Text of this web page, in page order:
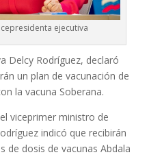
ejecutiva
Delcy Rodríguez, declaró
un plan de vacunación de
la vacuna Soberana.
viceprimer ministro de
indicó que recibirán
de dosis de vacunas Abdala